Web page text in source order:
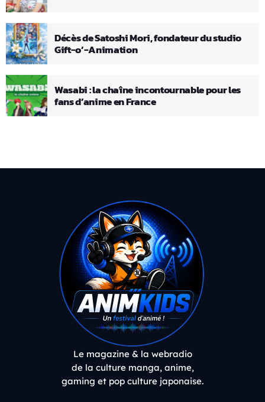
Décès de Satoshi Mori, fondateur du studio
Gift-o’-Animation
Wasabi : la chaîne incontournable pour les
fans d’anime en France
Le magazine & la webradio
de la culture manga, anime,
gaming et pop culture japonaise.